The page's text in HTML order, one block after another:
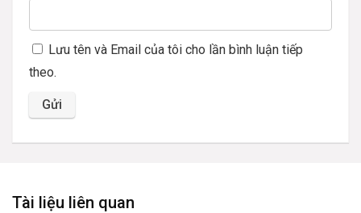
Lưu tên và Email của tôi cho lần bình luận tiếp
theo.
Tài liệu liên quan